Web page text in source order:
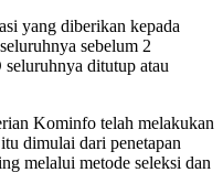
yang diberikan kepada
sebelum 2
ditutup atau
Kominfo telah melakukan
dimulai dari penetapan
melalui metode seleksi dan